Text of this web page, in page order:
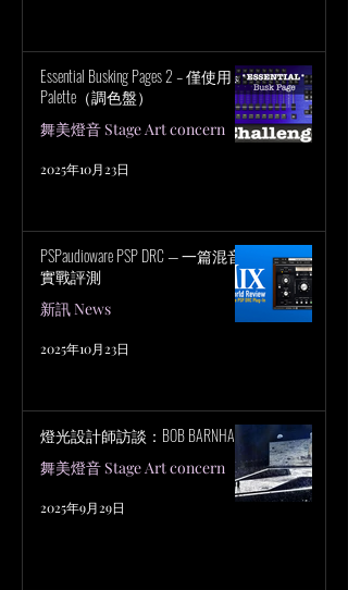
Essential Busking Pages 2 – 僅使用
Palette（調色盤）
舞美燈音 Stage Art concern
2025年10月23日
PSPaudioware PSP DRC — 一篇混音
實戰評測
新訊 News
2025年10月23日
燈光設計師訪談：BOB BARNHART
舞美燈音 Stage Art concern
2025年9月29日